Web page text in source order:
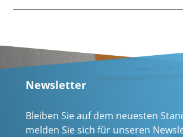
Newsletter
Bleiben Sie auf dem neuesten
melden Sie sich für unseren